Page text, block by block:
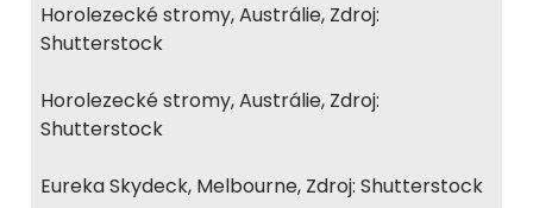
Horolezecké stromy, Austrálie, Zdroj:
Shutterstock
Horolezecké stromy, Austrálie, Zdroj:
Shutterstock
Eureka Skydeck, Melbourne, Zdroj: Shutterstock